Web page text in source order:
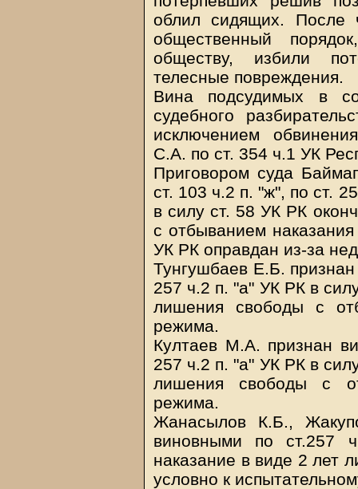
облил сидящих. После
общественный
обществу, избили
телесные повреждения.
Вина подсудимых в
судебного
исключением
С.А. по ст. 354 ч.1 УК
Приговором суда
ст. 103 ч.2 п. "ж", по ст.
в силу ст. 58 УК РК
с отбыванием
УК РК оправдан из-за
Тунгушбаев Е.Б.
257 ч.2 п. "а" УК РК в
лишения свободы с
режима.
Култаев М.А. признан
257 ч.2 п. "а" УК РК в
лишения свободы с
режима.
Жанасылов К.Б.,
виновными по
наказание в виде 2 лет
условно к